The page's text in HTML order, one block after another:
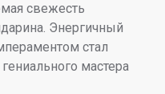
свежесть
Энергичный
стал
мастера